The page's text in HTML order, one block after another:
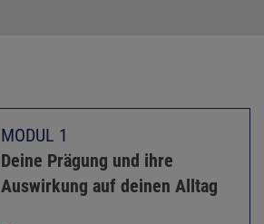
MODUL 1
Deine Prägung und ihre
Auswirkung auf deinen Alltag